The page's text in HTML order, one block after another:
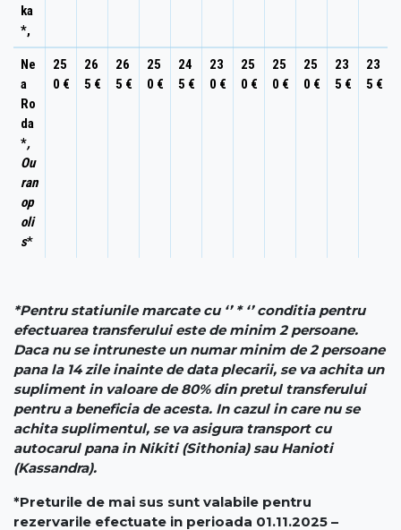
ka
*,
Ne
a
Ro
da
*,
Ou
ran
op
oli
s*
25
0 €
26
5 €
26
5 €
25
0 €
24
5 €
23
0 €
25
0 €
25
0 €
25
0 €
23
5 €
23
5 €
*Pentru statiunile marcate cu ‘’ * ‘’ conditia pentru
efectuarea transferului este de minim 2 persoane.
Daca nu se intruneste un numar minim de 2 persoane
pana la 14 zile inainte de data plecarii, se va achita un
supliment in valoare de 80% din pretul transferului
pentru a beneficia de acesta. In cazul in care nu se
achita suplimentul, se va asigura transport cu
autocarul pana in Nikiti (Sithonia) sau Hanioti
(Kassandra).
*Preturile de mai sus sunt valabile pentru
rezervarile efectuate in perioada 01.11.2025 –